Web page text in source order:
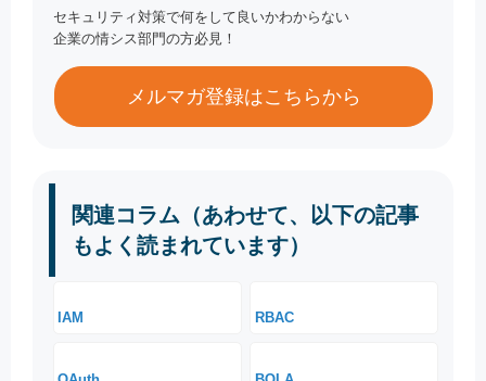
セキュリティ対策で何をして良いかわからない
企業の情シス部門の方必見！
メルマガ登録はこちらから
関連コラム（あわせて、以下の記事
もよく読まれています）
IAM RBAC